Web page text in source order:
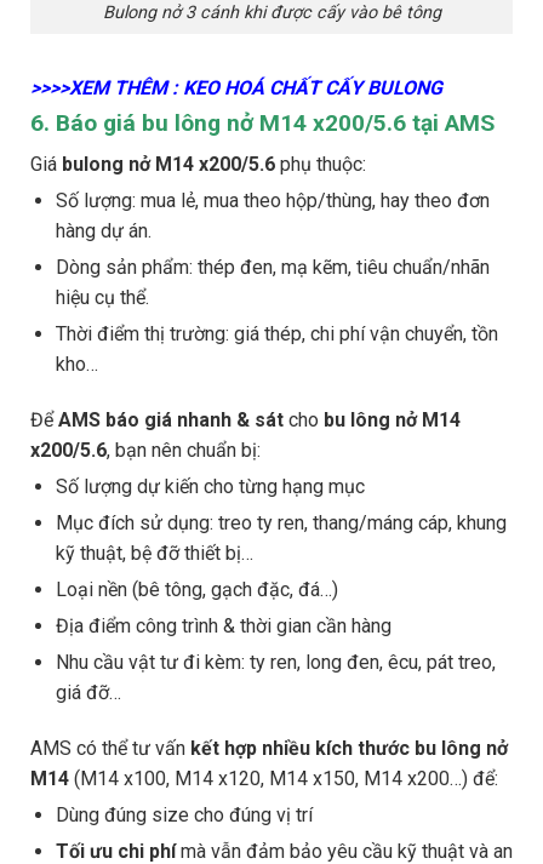
Bulong nở 3 cánh khi được cấy vào bê tông
>>>>XEM THÊM : KEO HOÁ CHẤT CẤY BULONG
6. Báo giá bu lông nở M14 x200/5.6 tại AMS
Giá bulong nở M14 x200/5.6 phụ thuộc:
Số lượng: mua lẻ, mua theo hộp/thùng, hay theo đơn
hàng dự án.
Dòng sản phẩm: thép đen, mạ kẽm, tiêu chuẩn/nhãn
hiệu cụ thể.
Thời điểm thị trường: giá thép, chi phí vận chuyển, tồn
kho…
ĐểAMS báo giá nhanh & sát cho bu lông nở M14
x200/5.6, bạn nên chuẩn bị:
Số lượng dự kiến cho từng hạng mục
Mục đích sử dụng: treo ty ren, thang/máng cáp, khung
kỹ thuật, bệ đỡ thiết bị…
Loại nền (bê tông, gạch đặc, đá…)
Địa điểm công trình & thời gian cần hàng
Nhu cầu vật tư đi kèm: ty ren, long đen, êcu, pát treo,
giá đỡ…
AMS có thể tư vấn kết hợp nhiều kích thước bu lông nở
M14 (M14 x100, M14 x120, M14 x150, M14 x200…) để:
Dùng đúng size cho đúng vị trí
Tối ưu chi phímà vẫn đảm bảo yêu cầu kỹ thuật và an